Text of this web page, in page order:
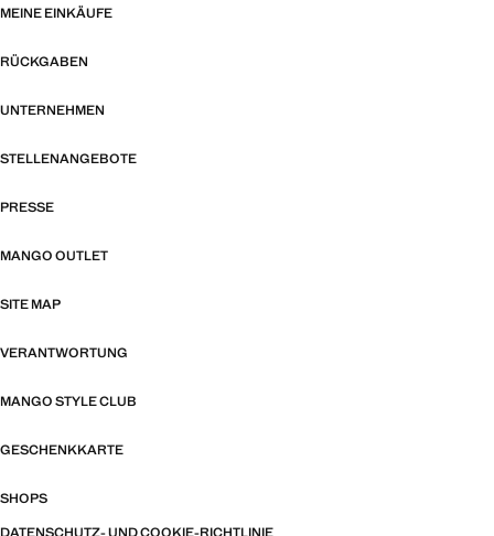
MEINE EINKÄUFE
RÜCKGABEN
UNTERNEHMEN
STELLENANGEBOTE
PRESSE
MANGO OUTLET
SITE MAP
VERANTWORTUNG
MANGO STYLE CLUB
GESCHENKKARTE
SHOPS